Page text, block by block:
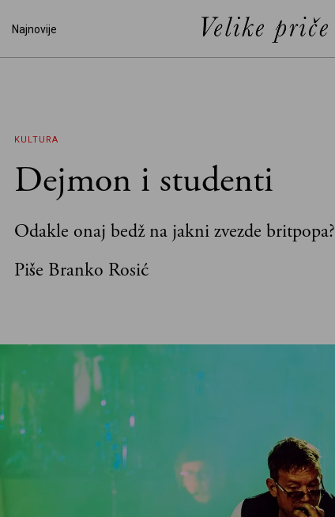
Najnovije
KULTURA
Dejmon i studenti
Odakle onaj bedž na jakni zvezde britpopa?
Piše Branko Rosić